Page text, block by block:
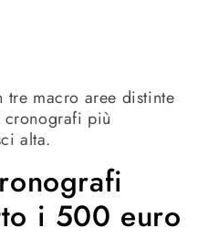
macro aree distinte
più
alta.
i 500 euro